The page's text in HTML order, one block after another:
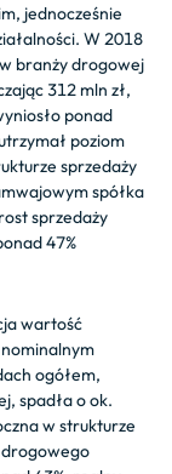
jednocześnie
W 2018
branży drogowej
312 mln zł,
ponad
poziom
sprzedaży
spółka
sprzedaży
47%
wartość
ogółem,
spadła o ok.
w strukturze
drogowego